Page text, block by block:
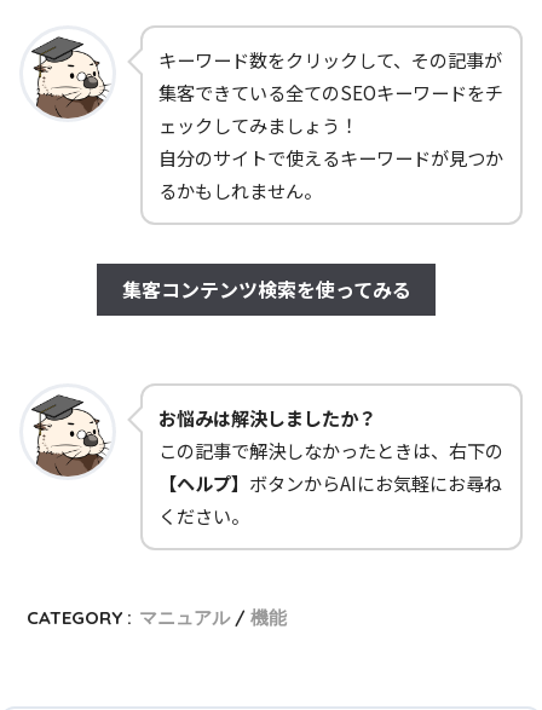
キーワード数をクリックして、その記事が
集客できている全てのSEOキーワードをチ
ェックしてみましょう！
自分のサイトで使えるキーワードが見つか
るかもしれません。
集客コンテンツ検索を使ってみる
お悩みは解決しましたか？
この記事で解決しなかったときは、右下の
【ヘルプ】 ボタンからAIにお気軽にお尋ね
ください。
CATEGORY : マニュアル 機能